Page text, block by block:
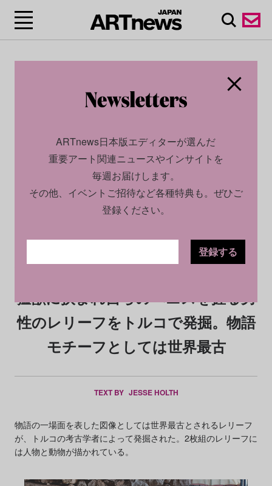
2022.12.13
猛獣に挟まれ自らのペニスを握る男
性のレリーフをトルコで発掘。物語
モチーフとしては世界最古
TEXT BY JESSE HOLTH
物語の一場面を表した図像としては世界最古とされるレリーフ
が、トルコの考古学者によって発掘された。2枚組のレリーフに
は人物と動物が描かれている。
ARTnews日本版エディターが選んだ
重要アート関連ニュースやインサイトを
毎週お届けします。
その他、イベントご招待など各種特典も。ぜひご
登録ください。
登録する